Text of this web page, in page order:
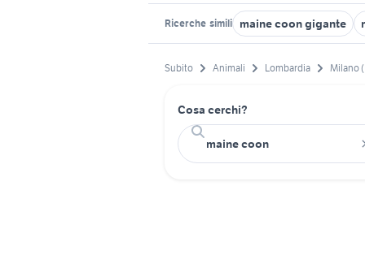
Ricerche simili maine coon gigante
Subito Animali Lombardia Milano
Cosa cerchi?